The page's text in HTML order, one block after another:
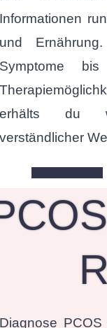
Informationen
und
Symptome
erhälts du
verständlicher
Diagnose